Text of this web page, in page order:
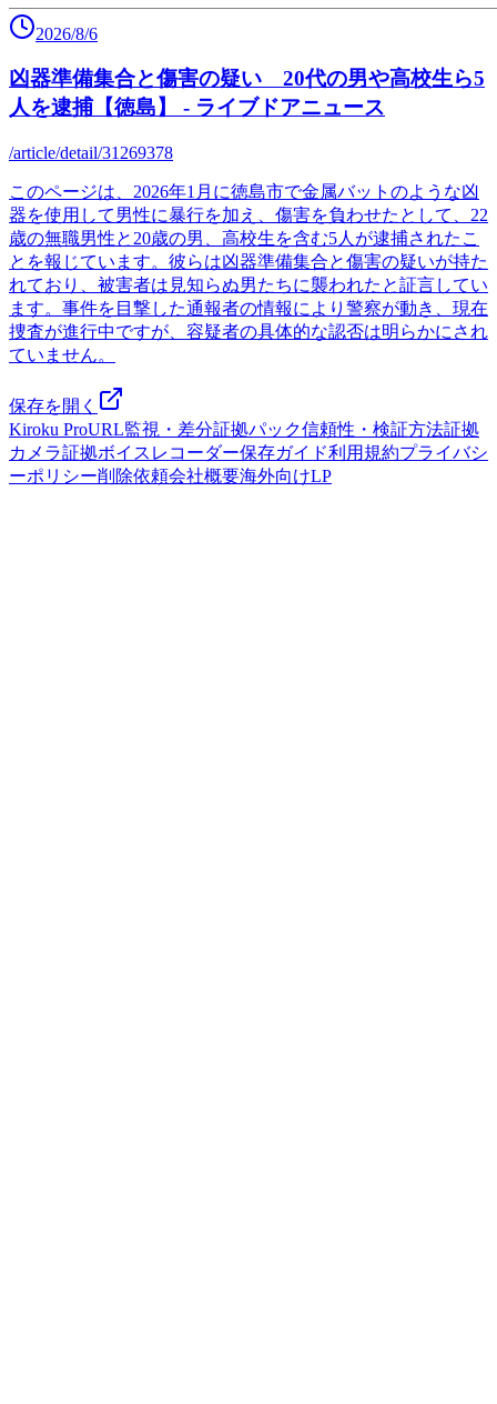
2026/8/6
凶器準備集合と傷害の疑い 20代の男や高校生ら5
人を逮捕【徳島】 - ライブドアニュース
/article/detail/31269378
このページは、2026年1月に徳島市で金属バットのような凶
器を使用して男性に暴行を加え、傷害を負わせたとして、22
歳の無職男性と20歳の男、高校生を含む5人が逮捕されたこ
とを報じています。彼らは凶器準備集合と傷害の疑いが持た
れており、被害者は見知らぬ男たちに襲われたと証言してい
ます。事件を目撃した通報者の情報により警察が動き、現在
捜査が進行中ですが、容疑者の具体的な認否は明らかにされ
ていません。
保存を開く
Kiroku ProURL監視・差分証拠パック信頼性・検証方法証拠
カメラ証拠ボイスレコーダー保存ガイド利用規約プライバシ
ーポリシー削除依頼会社概要海外向けLP